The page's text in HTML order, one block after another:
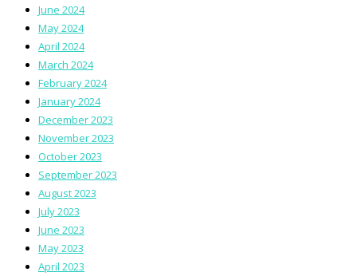
June 2024
May 2024
April 2024
March 2024
February 2024
January 2024
December 2023
November 2023
October 2023
September 2023
August 2023
July 2023
June 2023
May 2023
April 2023